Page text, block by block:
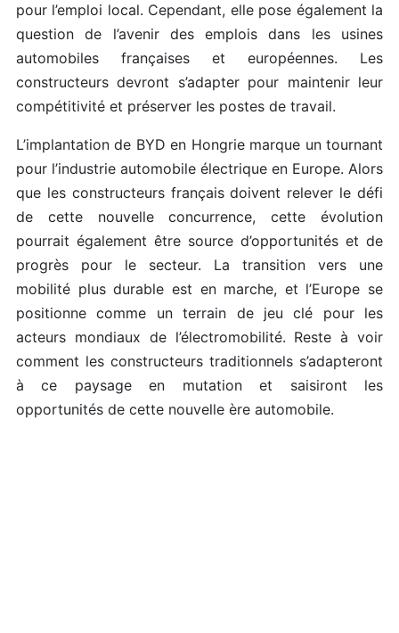
pour l’emploi local. Cependant, elle pose également la
question de l’avenir des emplois dans les usines
automobiles françaises et européennes. Les
constructeurs devront s’adapter pour maintenir leur
compétitivité et préserver les postes de travail.
L’implantation de BYD en Hongrie marque un tournant
pour l’industrie automobile électrique en Europe. Alors
que les constructeurs français doivent relever le défi
de cette nouvelle concurrence, cette évolution
pourrait également être source d’opportunités et de
progrès pour le secteur. La transition vers une
mobilité plus durable est en marche, et l’Europe se
positionne comme un terrain de jeu clé pour les
acteurs mondiaux de l’électromobilité. Reste à voir
comment les constructeurs traditionnels s’adapteront
à ce paysage en mutation et saisiront les
opportunités de cette nouvelle ère automobile.